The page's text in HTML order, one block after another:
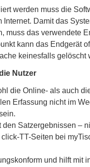
werden muss die
Damit das
muss das verwendete
kann das Endgerät
keinesfalls gelöscht
Nutzer
die Online- als auch
Erfassung nicht im
den Satzergebnissen –
TT-Seiten bei
und hilft mit